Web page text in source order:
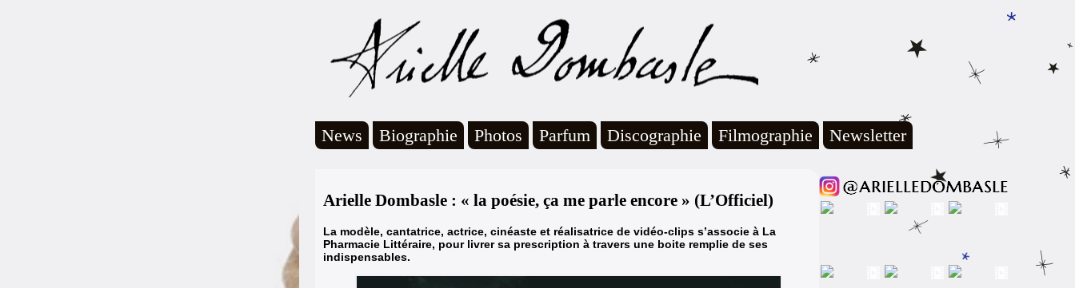
News Biographie Photos Parfum Discographie Filmographie Newsletter
Arielle Dombasle : « la poésie, ça me parle encore » (L’Officiel)
La modèle, cantatrice, actrice, cinéaste et réalisatrice de vidéo-clips s’associe à La
Pharmacie Littéraire, pour livrer sa prescription à travers une boite remplie de ses
indispensables.